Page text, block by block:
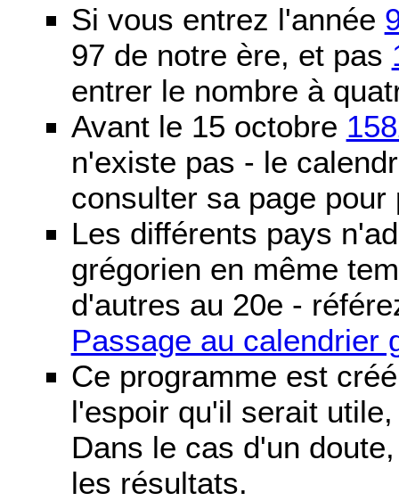
Si vous entrez l'année
97 de notre ère, et pas
entrer le nombre à
Avant le 15 octobre
n'existe pas - le
consulter sa page pour
Les différents pays
grégorien en même
d'autres au 20e -
Passage au calendrier
Ce programme est
l'espoir qu'il serait
Dans le cas d'un
les résultats.